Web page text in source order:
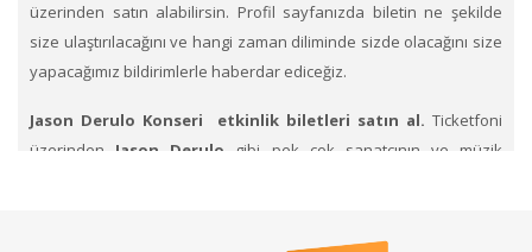
üzerinden satın alabilirsin. Profil sayfanızda biletin ne şekilde
size ulaştırılacağını ve hangi zaman diliminde sizde olacağını size
yapacağımız bildirimlerle haberdar ediceğiz.
Jason Derulo Konseri etkinlik biletleri satın al. Ticketfoni
üzerinden Jason Derulo gibi pek çok sanatçının ve müzik
üzerinden Jason Derulo konser bileti satın almak